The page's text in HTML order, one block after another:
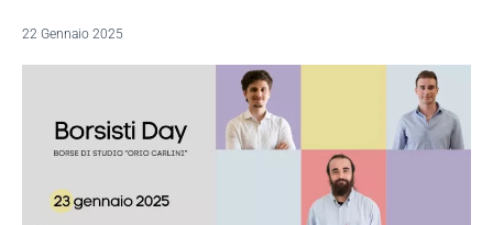
22 Gennaio 2025